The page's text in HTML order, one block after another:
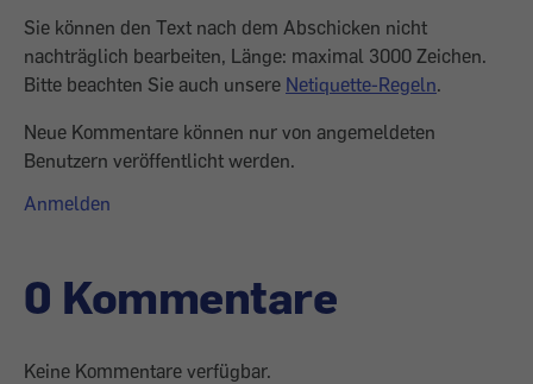
Sie können den Text nach dem Abschicken nicht
nachträglich bearbeiten, Länge: maximal 3000 Zeichen.
Bitte beachten Sie auch unsere Netiquette-Regeln.
Neue Kommentare können nur von angemeldeten
Benutzern veröffentlicht werden.
Anmelden
0 Kommentare
Keine Kommentare verfügbar.